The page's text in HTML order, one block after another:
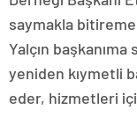
saymakla
Yalçın
yeniden kıymetli
eder, hizmetleri